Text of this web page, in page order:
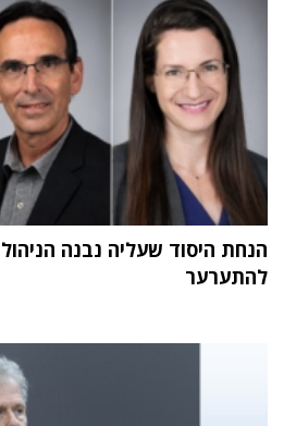
הנחת היסוד שעליה נבנה
להתערער